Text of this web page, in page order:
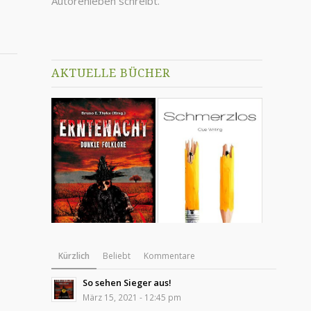
AKTUELLE BÜCHER
Kürzlich Beliebt Kommentare
So sehen Sieger aus!
März 15, 2021 - 12:45 pm